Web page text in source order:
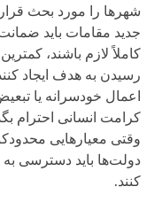
شهرها را مورد بحث
جدید مقامات باید
کاملاً لازم باشند،
رسیدن به هدف ایجاد
اعمال خودسرانه یا
کرامت انسانی احترام
وقتی معیارهایی
دولت‌ها باید دسترسی
کنند.